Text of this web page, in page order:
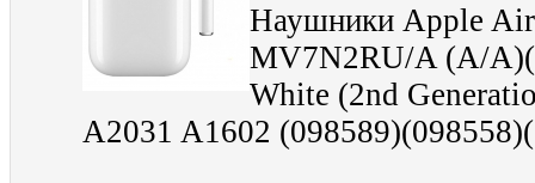
Наушники Apple
MV7N2RU/A (A/
White (2nd
A2031 A1602